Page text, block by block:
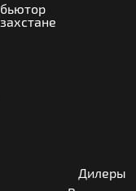
Дилеры